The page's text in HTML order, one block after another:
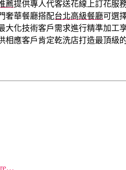
薦提供專人代客送花線上訂花服
奢華餐廳搭配台北高級餐廳可選
大化技術客戶需求進行精準加工
相應客戶肯定乾洗店打造最頂級